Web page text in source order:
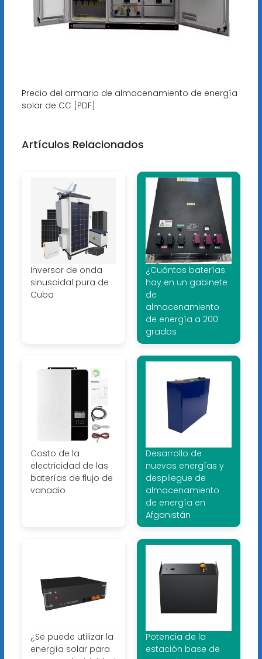
Precio del armario de almacenamiento de energía
solar de CC [PDF]
Artículos Relacionados
Inversor de onda
sinusoidal pura de
Cuba
¿Cuántas baterías
hay en un gabinete
de
almacenamiento
de energía a 200
grados
Costo de la
electricidad de las
baterías de flujo de
vanadio
Desarrollo de
nuevas energías y
despliegue de
almacenamiento
de energía en
Afganistán
¿Se puede utilizar la
energía solar para
Potencia de la
estación base de